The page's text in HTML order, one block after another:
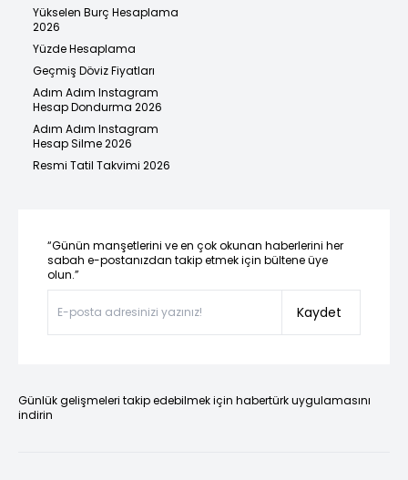
Yükselen Burç Hesaplama
2026
Yüzde Hesaplama
Geçmiş Döviz Fiyatları
Adım Adım Instagram
Hesap Dondurma 2026
Adım Adım Instagram
Hesap Silme 2026
Resmi Tatil Takvimi 2026
“Günün manşetlerini ve en çok okunan haberlerini her
sabah e-postanızdan takip etmek için bültene üye
olun.”
Kaydet
Günlük gelişmeleri takip edebilmek için habertürk uygulamasını
indirin